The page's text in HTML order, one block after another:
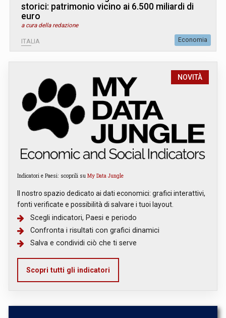
storici: patrimonio vicino ai 6.500 miliardi di
euro
a cura della redazione
ITALIA Economia
NOVITÀ
Indicatori e Paesi: scoprili su My Data Jungle
Il nostro spazio dedicato ai dati economici: grafici interattivi,
fonti verificate e possibilità di salvare i tuoi layout.
Scegli indicatori, Paesi e periodo
Confronta i risultati con grafici dinamici
Salva e condividi ciò che ti serve
Scopri tutti gli indicatori